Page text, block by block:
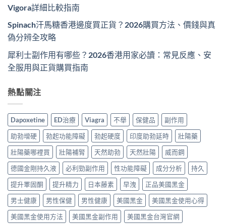
Vigora詳細比較指南
Spinach汗馬糖香港邊度買正貨？2026購買方法、價錢與真
偽分辨全攻略
犀利士副作用有哪些？2026香港用家必讀：常見反應、安
全服用與正貨購買指南
熱點關注
Dapoxetine ED治療 Viagra 不舉 保健品
副作用
助勃增硬
勃起功能障礙 勃起硬度 印度助勃延時
壯陽藥
壯陽藥哪裡買
壯陽補腎 天然助勃 天然壯陽
威而鋼
德國金剛持久液
必利勁副作用 性功能障礙 成分分析
持久
提升睪固酮
提升精力 日本藤素 早洩
正品美國黑金
男士健康
男性保健 男性健康 美國黑金
美國黑金使用心得
美國黑金使用方法
美國黑金副作用 美國黑金台灣官網